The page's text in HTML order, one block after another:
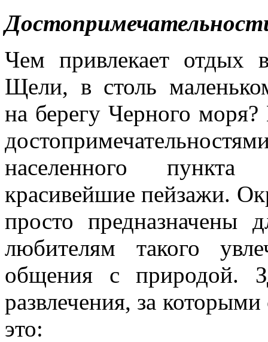
Чем привлекает отдых
Щели, в столь
на берегу Черного
населенного пункта
красивейшие пейзажи.
просто предназначены
любителям такого
общения с природой.
развлечения, за
это: